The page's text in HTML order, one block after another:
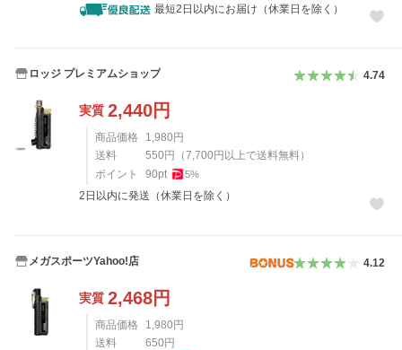
最短2日以内にお届け（休業日を除く）
ロッジ プレミアムショップ 4.74
実質 2,440円
商品価格 1,980 円
送料
550 円 （7,700 円以上で送料無料）
ポイント
90pt 5%
2日以内に発送（休業日を除く）
メガスポーツYahoo!店 4.12
実質 2,468円
商品価格 1,980 円
送料
650 円